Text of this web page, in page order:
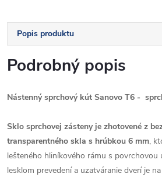
Popis produktu
Podrobný popis
Nástenný sprchový kút Sanovo T6 -
Sklo sprchovej zásteny je zhotovené z
transparentného skla s hrúbkou 6 mm,
lešteného hliníkového rámu s
lesklom prevedení a uzatváranie dverí je